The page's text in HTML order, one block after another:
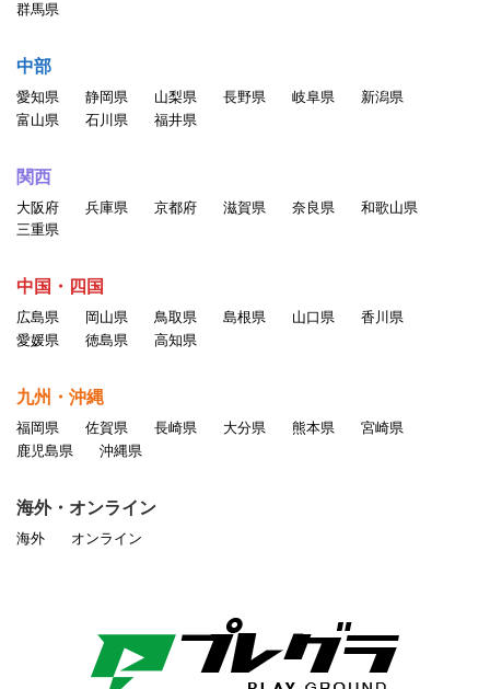
群馬県
中部
愛知県 静岡県 山梨県 長野県 岐阜県
新潟県
富山県
石川県 福井県
関西
大阪府 兵庫県 京都府 滋賀県 奈良県
和歌山県
三重県
中国・四国
広島県 岡山県 鳥取県 島根県 山口県
香川県
愛媛県
徳島県 高知県
九州・沖縄
福岡県 佐賀県 長崎県 大分県 熊本県
宮崎県
鹿児島県
沖縄県
海外・オンライン
海外 オンライン